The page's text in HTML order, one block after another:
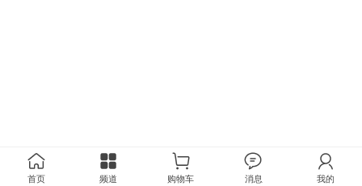
首页 频道 购物车 消息 我的